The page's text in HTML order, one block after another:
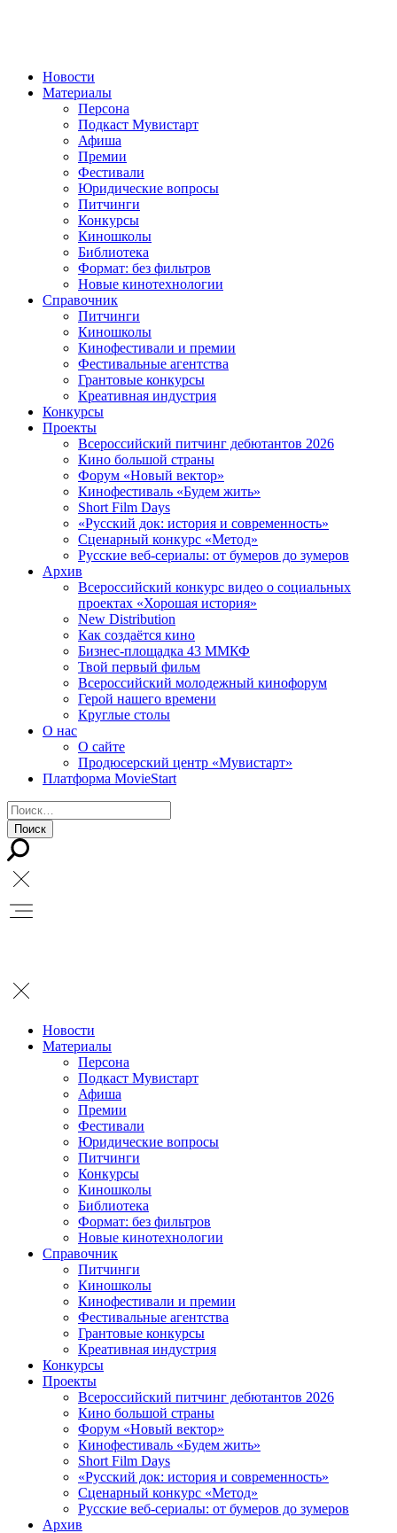
Новости
Материалы
Персона
Подкаст Мувистарт
Афиша
Премии
Фестивали
Юридические вопросы
Питчинги
Конкурсы
Киношколы
Библиотека
Формат: без фильтров
Новые кинотехнологии
Справочник
Питчинги
Киношколы
Кинофестивали и премии
Фестивальные агентства
Грантовые конкурсы
Креативная индустрия
Конкурсы
Проекты
Всероссийский питчинг дебютантов 2026
Кино большой страны
Форум «Новый вектор»
Кинофестиваль «Будем жить»
Short Film Days
«Русский док: история и современность»
Сценарный конкурс «Метод»
Русские веб-сериалы: от бумеров до зумеров
Архив
Всероссийский конкурс видео о социальных
проектах «Хорошая история»
New Distribution
Как создаётся кино
Бизнес-площадка 43 ММКФ
Твой первый фильм
Всероссийский молодежный кинофорум
Герой нашего времени
Круглые столы
О нас
О сайте
Продюсерский центр «Мувистарт»
Платформа MovieStart
Новости
Материалы
Персона
Подкаст Мувистарт
Афиша
Премии
Фестивали
Юридические вопросы
Питчинги
Конкурсы
Киношколы
Библиотека
Формат: без фильтров
Новые кинотехнологии
Справочник
Питчинги
Киношколы
Кинофестивали и премии
Фестивальные агентства
Грантовые конкурсы
Креативная индустрия
Конкурсы
Проекты
Всероссийский питчинг дебютантов 2026
Кино большой страны
Форум «Новый вектор»
Кинофестиваль «Будем жить»
Short Film Days
«Русский док: история и современность»
Сценарный конкурс «Метод»
Русские веб-сериалы: от бумеров до зумеров
Архив